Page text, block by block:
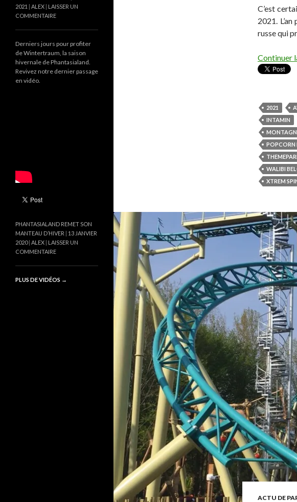
C’est
2021.
russe qui
Continuer
2021
INTAMIN
POPCORN
WALIBI
XTREM
ACTU DE
2021
ALEX
LAISSER UN
COMMENTAIRE
Derniers jours pour profiter
de Wintertraum, la saison
hivernale de Phantasialand.
Revivez notre dernier passage
en vidéo.
PHANTASIALAND REMET SON
MANTEAU D’HIVER
13 JANVIER
2020 ALEX
LAISSER UN
COMMENTAIRE
PLUS DE VIDÉOS →